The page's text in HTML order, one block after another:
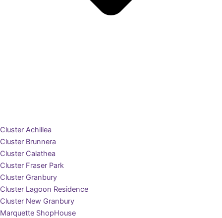
Cluster Achillea
Cluster Brunnera
Cluster Calathea
Cluster Fraser Park
Cluster Granbury
Cluster Lagoon Residence
Cluster New Granbury
Marquette ShopHouse